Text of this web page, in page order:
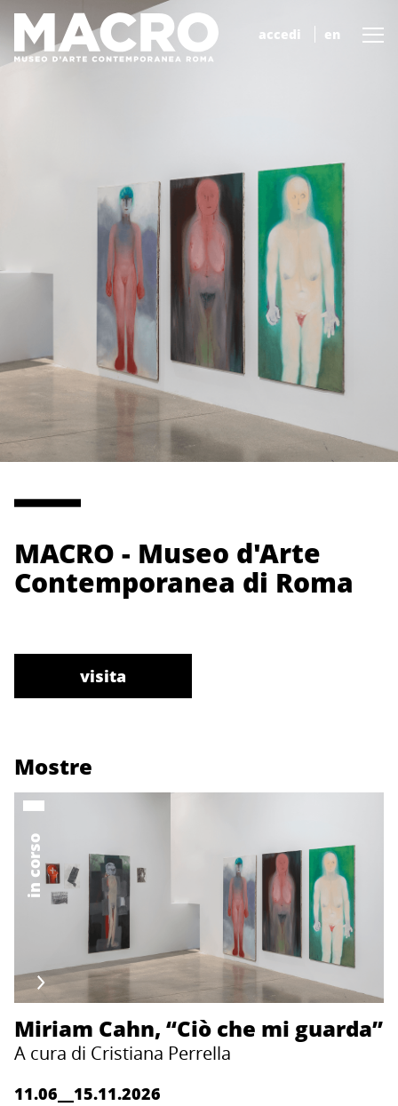
accedi en
MACRO - Museo d'Arte
Contemporanea di Roma
visita
Mostre
in corso
Miriam Cahn, “Ciò che mi guarda”
A cura di Cristiana Perrella
11.06__15.11.2026